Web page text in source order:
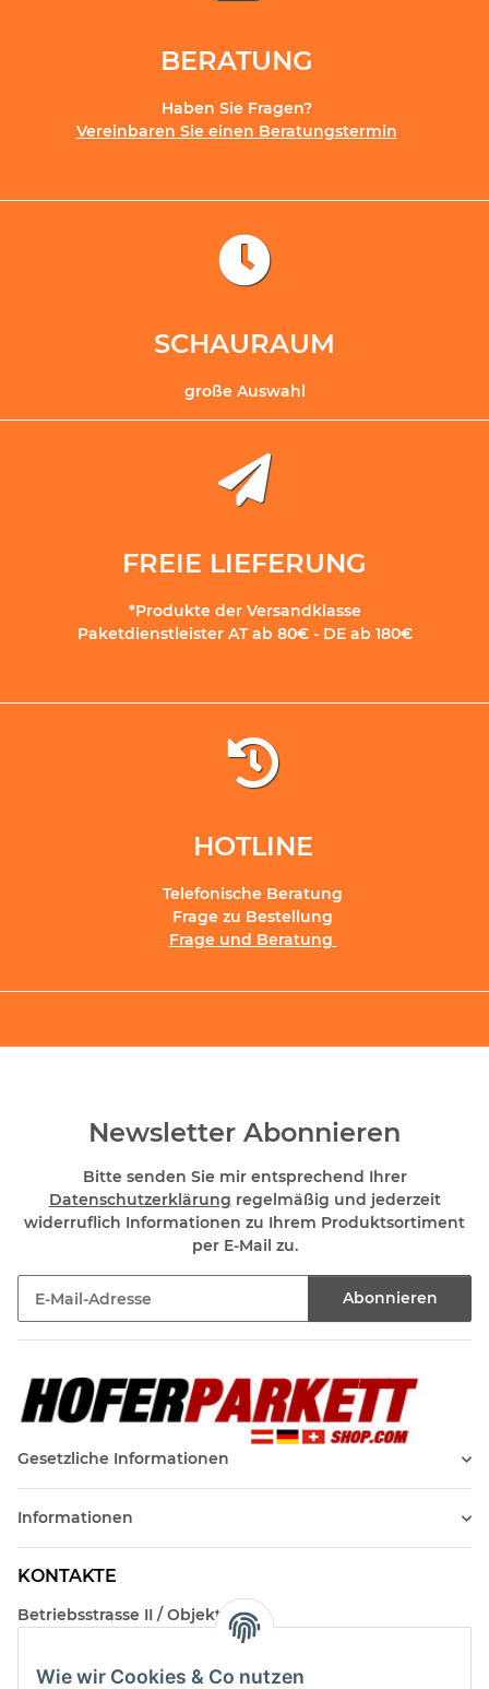
Wie wir Cookies & Co nutzen
BERATUNG
Haben Sie Fragen?
Vereinbaren Sie einen Beratungstermin
SCHAURAUM
große Auswahl
FREIE LIEFERUNG
*Produkte der Versandklasse
Paketdienstleister AT ab 80€ - DE ab 180€
HOTLINE
Telefonische Beratung
Frage zu Bestellung
Frage und Beratung
Newsletter Abonnieren
Bitte senden Sie mir entsprechend Ihrer
Datenschutzerklärung regelmäßig und jederzeit
widerruflich Informationen zu Ihrem Produktsortiment
per E-Mail zu.
Abonnieren
Gesetzliche Informationen
Informationen
KONTAKTE
Betriebsstrasse II / Objekt 17
Kontakt